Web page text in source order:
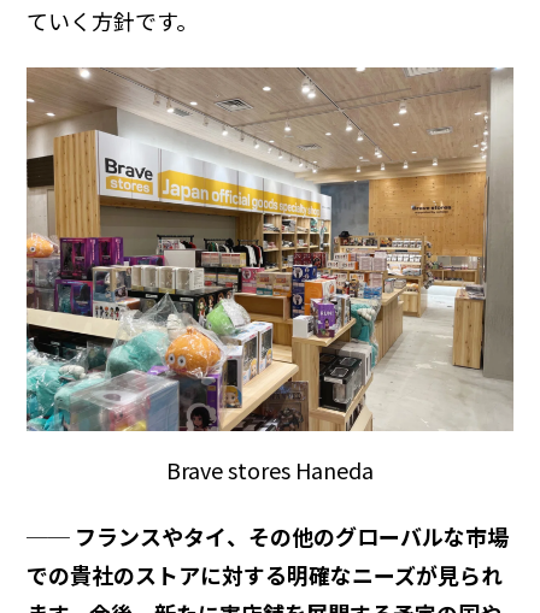
ていく方針です。
Brave stores Haneda
── フランスやタイ、その他のグローバルな市場
での貴社のストアに対する明確なニーズが見られ